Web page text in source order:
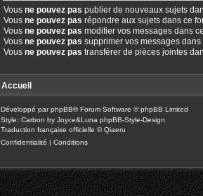
Vous ne pouvez pas publier de nouveaux sujets
Vous ne pouvez pas répondre aux sujets dans ce
Vous ne pouvez pas modifier vos messages dans
Vous ne pouvez pas supprimer vos messages dans
Vous ne pouvez pas transférer de pièces jointes
Accueil
Développé parphpBB® Forum Software © phpBB Limited
Style: Carbon by Joyce&Luna phpBB-Style-Design
Traduction française officielle ©Qiaeru
Confidentialité
Conditions